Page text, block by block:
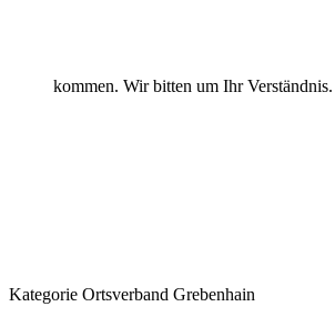
kommen. Wir bitten um Ihr Verständnis.
Kategorie Ortsverband Grebenhain